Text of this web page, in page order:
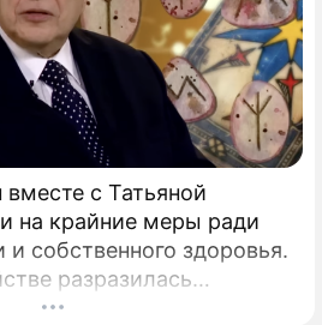
с Татьяной
на крайние меры ради
и собственного здоровья.
разразилась
которая вынудила